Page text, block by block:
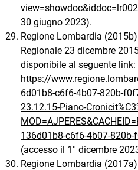
30 giugno 2023).
Regione Lombardia
Regionale 23 dicembre
disponibile al seguente link:
https://
6d01b8-c6f6-4b07-820b-
23.12.15-Piano-
136d01b8-c6f6-4b07-
(accesso il 1° dicembre
Regione Lombardia